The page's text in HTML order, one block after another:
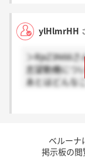
ylHlmrHH
＞RjxZ3N66さ
志望動機につ
あとはどんな
ベルーナ
掲示板の閲